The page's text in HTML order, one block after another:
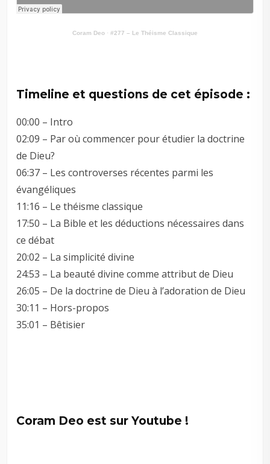
Coram Deo · #277 – Le Théisme Classique
Timeline et questions de cet épisode :
00:00 – Intro
02:09 – Par où commencer pour étudier la doctrine
de Dieu?
06:37 – Les controverses récentes parmi les
évangéliques
11:16 – Le théisme classique
17:50 – La Bible et les déductions nécessaires dans
ce débat
20:02 – La simplicité divine
24:53 – La beauté divine comme attribut de Dieu
26:05 – De la doctrine de Dieu à l’adoration de Dieu
30:11 – Hors-propos
35:01 – Bêtisier
Coram Deo est sur Youtube !